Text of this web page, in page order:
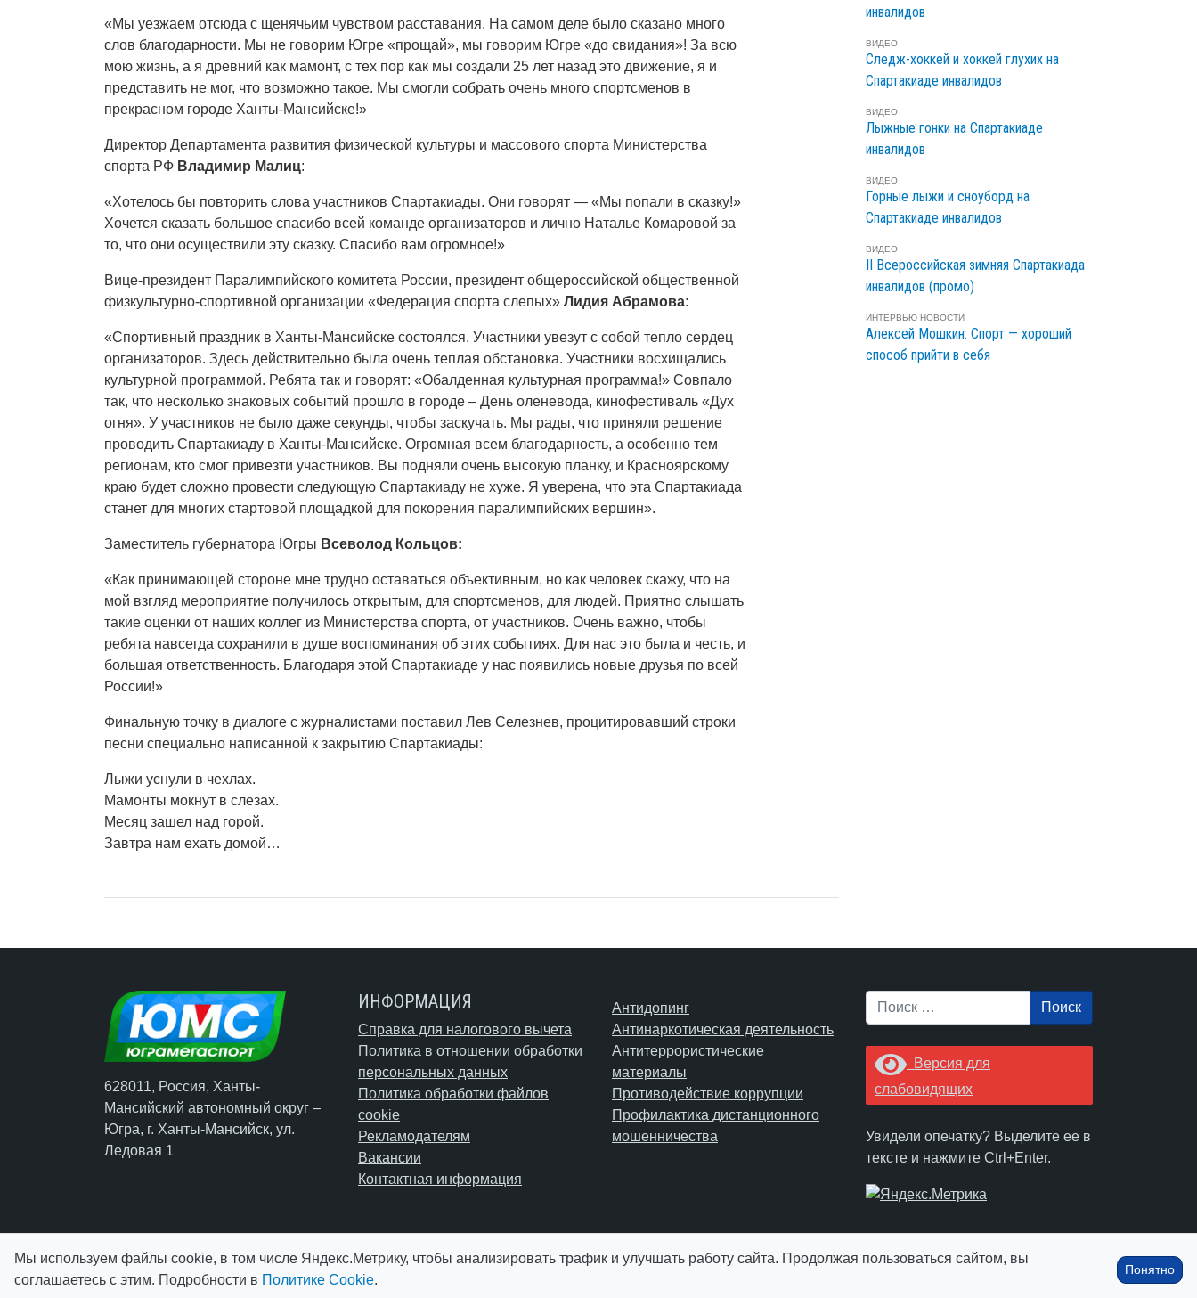
«Мы уезжаем отсюда с щенячьим чувством расставания. На самом деле было сказано много
слов благодарности. Мы не говорим Югре «прощай», мы говорим Югре «до свидания»! За всю
мою жизнь, а я древний как мамонт, с тех пор как мы создали 25 лет назад это движение, я и
представить не мог, что возможно такое. Мы смогли собрать очень много спортсменов в
прекрасном городе Ханты-Мансийске!»
Директор Департамента развития физической культуры и массового спорта Министерства
спорта РФ Владимир Малиц:
«Хотелось бы повторить слова участников Спартакиады. Они говорят — «Мы попали в сказку!»
Хочется сказать большое спасибо всей команде организаторов и лично Наталье Комаровой за
то, что они осуществили эту сказку. Спасибо вам огромное!»
Вице-президент Паралимпийского комитета России, президент общероссийской общественной
физкультурно-спортивной организации «Федерация спорта слепых» Лидия Абрамова:
«Спортивный праздник в Ханты-Мансийске состоялся. Участники увезут с собой тепло сердец
организаторов. Здесь действительно была очень теплая обстановка. Участники восхищались
культурной программой. Ребята так и говорят: «Обалденная культурная программа!» Совпало
так, что несколько знаковых событий прошло в городе – День оленевода, кинофестиваль «Дух
огня». У участников не было даже секунды, чтобы заскучать. Мы рады, что приняли решение
проводить Спартакиаду в Ханты-Мансийске. Огромная всем благодарность, а особенно тем
регионам, кто смог привезти участников. Вы подняли очень высокую планку, и Красноярскому
краю будет сложно провести следующую Спартакиаду не хуже. Я уверена, что эта Спартакиада
станет для многих стартовой площадкой для покорения паралимпийских вершин».
Заместитель губернатора Югры Всеволод Кольцов:
«Как принимающей стороне мне трудно оставаться объективным, но как человек скажу, что на
мой взгляд мероприятие получилось открытым, для спортсменов, для людей. Приятно слышать
такие оценки от наших коллег из Министерства спорта, от участников. Очень важно, чтобы
ребята навсегда сохранили в душе воспоминания об этих событиях. Для нас это была и честь, и
большая ответственность. Благодаря этой Спартакиаде у нас появились новые друзья по всей
России!»
Финальную точку в диалоге с журналистами поставил Лев Селезнев, процитировавший строки
песни специально написанной к закрытию Спартакиады:
Лыжи уснули в чехлах.
Мамонты мокнут в слезах.
Месяц зашел над горой.
Завтра нам ехать домой…
инвалидов
ВИДЕО
Следж-хоккей и хоккей глухих на
Спартакиаде инвалидов
ВИДЕО
Лыжные гонки на Спартакиаде
инвалидов
ВИДЕО
Горные лыжи и сноуборд на
Спартакиаде инвалидов
ВИДЕО
II Всероссийская зимняя Спартакиада
инвалидов (промо)
ИНТЕРВЬЮ НОВОСТИ
Алексей Мошкин: Спорт — хороший
способ прийти в себя
628011, Россия, Ханты-
Мансийский автономный округ –
Югра, г. Ханты-Мансийск, ул.
Ледовая 1
ИНФОРМАЦИЯ
Справка для налогового вычета
Политика в отношении обработки
персональных данных
Политика обработки файлов
cookie
Рекламодателям
Вакансии
Контактная информация
Антидопинг
Антинаркотическая деятельность
Антитеррористические
материалы
Противодействие коррупции
Профилактика дистанционного
мошенничества
Поиск
Версия для
слабовидящих
Увидели опечатку? Выделите ее в
тексте и нажмите Ctrl+Enter.
© АУ "ЮграМегаСпорт" 2026
Мы используем файлы cookie, в том числе Яндекс.Метрику, чтобы анализировать трафик и улучшать работу сайта. Продолжая пользоваться сайтом, вы
соглашаетесь с этим. Подробности в Политике Cookie.
Понятно